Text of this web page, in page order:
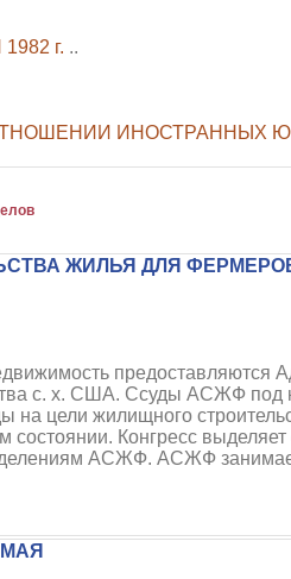
г. ..
ИНОСТРАННЫХ
ЖИЛЬЯ ДЛЯ
предоставляются
с. х. США. Ссуды АСЖФ под
на цели жилищного
Конгресс
АСЖФ. АСЖФ